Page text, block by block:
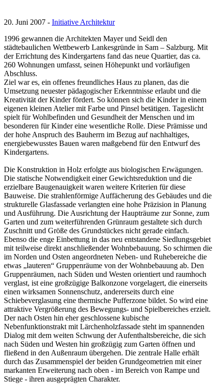
20. Juni 2007 - Initiative Architektur
1996 gewannen die Architekten Mayer und Seidl den
städtebaulichen Wettbewerb Lankesgründe in Sam – Salzburg. Mit
der Errichtung des Kindergartens fand das neue Quartier, das ca.
260 Wohnungen umfasst, seinen Höhepunkt und vorläufigen
Abschluss.
Ziel war es, ein offenes freundliches Haus zu planen, das die
Umsetzung neuester pädagogischer Erkenntnisse erlaubt und die
Kreativität der Kinder fördert. So können sich die Kinder in einem
eigenen kleinen Atelier mit Farbe und Pinsel betätigen. Tageslicht
spielt für Wohlbefinden und Gesundheit der Menschen und im
besonderen für Kinder eine wesentliche Rolle. Diese Prämisse und
der hohe Anspruch des Bauherrn im Bezug auf nachhaltiges,
energiebewusstes Bauen waren maßgebend für den Entwurf des
Kindergartens.
Die Konstruktion in Holz erfolgte aus biologischen Erwägungen.
Die statische Notwendigkeit einer Gewichtsreduktion und die
erzielbare Baugenauigkeit waren weitere Kriterien für diese
Bauweise. Die strahlenförmige Auffächerung des Gebäudes und die
strukturelle Glasfassade verlangten eine hohe Präzision in Planung
und Ausführung. Die Ausrichtung der Haupträume zur Sonne, zum
Garten und zum weiterführenden Grünraum gestaltete sich durch
Zuschnitt und Größe des Grundstückes nicht gerade einfach.
Ebenso die enge Einbettung in das neu entstandene Siedlungsgebiet
mit teilweise direkt anschließender Wohnbebauung. So schirmen die
im Norden und Osten angeordneten Neben- und Ruhebereiche die
etwas „lauteren“ Gruppenräume von der Wohnbebauung ab. Den
Gruppenräumen, nach Süden und Westen orientiert und raumhoch
verglast, ist eine großzügige Balkonzone vorgelagert, die einerseits
einen wirksamen Sonnenschutz, andererseits durch eine
Schiebeverglasung eine thermische Pufferzone bildet. So wird eine
attraktive Vergrößerung des Bewegungs- und Spielbereiches erzielt.
Der nach Osten hin eher geschlossene kubische
Nebenfunktionstrakt mit Lärchenholzfassade steht im spannenden
Dialog mit dem weiten Schwung der Aufenthaltsbereiche, die sich
nach Süden und Westen hin großzügig zum Garten öffnen und
fließend in den Außenraum übergehen. Die zentrale Halle erhält
durch das Zusammenspiel der beiden Grundgeometrien mit einer
markanten Erweiterung nach oben - im Bereich von Rampe und
Stiege - ihren ausgeprägten Charakter.